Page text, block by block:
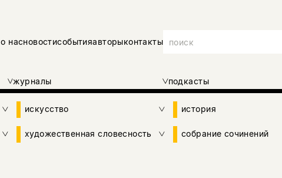
о насновостисобытияавторыконтакты
журналы подкасты
искусство история
художественная словесность собрание сочинений